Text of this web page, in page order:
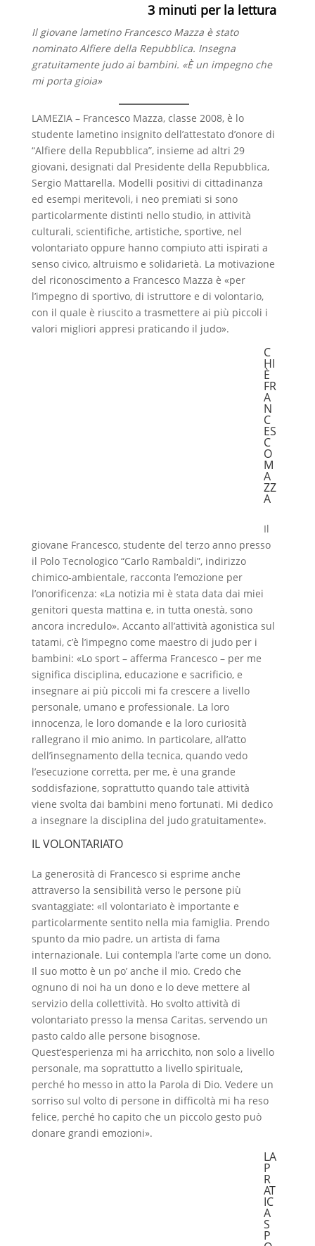
e
b
o
o
k
t
s
A
p
p
e
g
m
n
d
i
d
3 minuti per la lettura
Il giovane lametino Francesco Mazza è stato
nominato Alfiere della Repubblica. Insegna
gratuitamente judo ai bambini. «È un impegno che
mi porta gioia»
LAMEZIA – Francesco Mazza, classe 2008, è lo
studente lametino insignito dell’attestato d’onore di
“Alfiere della Repubblica”, insieme ad altri 29
giovani, designati dal Presidente della Repubblica,
Sergio Mattarella. Modelli positivi di cittadinanza
ed esempi meritevoli, i neo premiati si sono
particolarmente distinti nello studio, in attività
culturali, scientifiche, artistiche, sportive, nel
volontariato oppure hanno compiuto atti ispirati a
senso civico, altruismo e solidarietà. La motivazione
del riconoscimento a Francesco Mazza è «per
l’impegno di sportivo, di istruttore e di volontario,
con il quale è riuscito a trasmettere ai più piccoli i
valori migliori appresi praticando il judo».
C
HI
È
FR
A
N
C
ES
C
O
M
A
ZZ
A
Il
giovane Francesco, studente del terzo anno presso
il Polo Tecnologico “Carlo Rambaldi”, indirizzo
chimico-ambientale, racconta l’emozione per
l’onorificenza: «La notizia mi è stata data dai miei
genitori questa mattina e, in tutta onestà, sono
ancora incredulo». Accanto all’attività agonistica sul
tatami, c’è l’impegno come maestro di judo per i
bambini: «Lo sport – afferma Francesco – per me
significa disciplina, educazione e sacrificio, e
insegnare ai più piccoli mi fa crescere a livello
personale, umano e professionale. La loro
innocenza, le loro domande e la loro curiosità
rallegrano il mio animo. In particolare, all’atto
dell’insegnamento della tecnica, quando vedo
l’esecuzione corretta, per me, è una grande
soddisfazione, soprattutto quando tale attività
viene svolta dai bambini meno fortunati. Mi dedico
a insegnare la disciplina del judo gratuitamente».
IL VOLONTARIATO
La generosità di Francesco si esprime anche
attraverso la sensibilità verso le persone più
svantaggiate: «Il volontariato è importante e
particolarmente sentito nella mia famiglia. Prendo
spunto da mio padre, un artista di fama
internazionale. Lui contempla l’arte come un dono.
Il suo motto è un po’ anche il mio. Credo che
ognuno di noi ha un dono e lo deve mettere al
servizio della collettività. Ho svolto attività di
volontariato presso la mensa Caritas, servendo un
pasto caldo alle persone bisognose.
Quest’esperienza mi ha arricchito, non solo a livello
personale, ma soprattutto a livello spirituale,
perché ho messo in atto la Parola di Dio. Vedere un
sorriso sul volto di persone in difficoltà mi ha reso
felice, perché ho capito che un piccolo gesto può
donare grandi emozioni».
LA
P
R
AT
IC
A
S
P